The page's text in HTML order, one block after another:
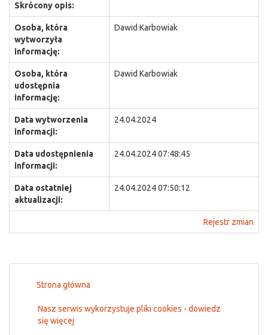
Skrócony opis:
Osoba, która
wytworzyła
informację:
Dawid Karbowiak
Osoba, która
udostępnia
informację:
Dawid Karbowiak
Data wytworzenia
informacji:
24.04.2024
Data udostępnienia
informacji:
24.04.2024 07:48:45
Data ostatniej
aktualizacji:
24.04.2024 07:50:12
Rejestr zmian
Strona główna
Nasz serwis wykorzystuje pliki cookies - dowiedz
się więcej